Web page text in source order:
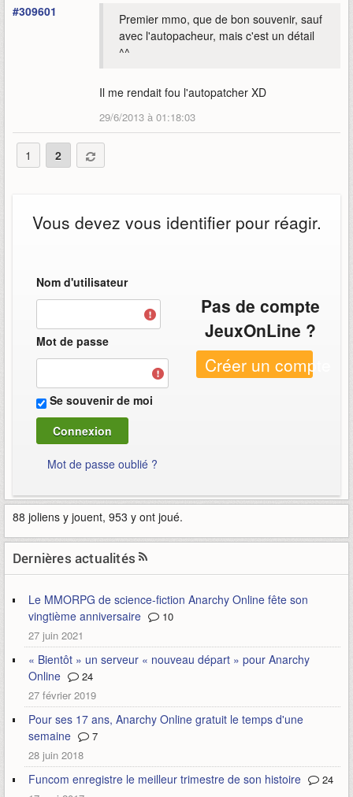
#309601
Premier mmo, que de bon souvenir, sauf
avec l'autopacheur, mais c'est un détail
^^
Il me rendait fou l'autopatcher XD
29/6/2013 à 01:18:03
1 2
Vous devez vous identifier pour réagir.
Nom d'utilisateur
Mot de passe
Se souvenir de moi
Mot de passe oublié ?
Pas de compte
JeuxOnLine ?
Créer un compte
88 joliens y jouent, 953 y ont joué.
Dernières actualités
Le MMORPG de science-fiction Anarchy Online fête son
vingtième anniversaire
10
27 juin 2021
« Bientôt » un serveur « nouveau départ » pour Anarchy
Online
24
27 février 2019
Pour ses 17 ans, Anarchy Online gratuit le temps d'une
semaine
7
28 juin 2018
Funcom enregistre le meilleur trimestre de son histoire
24